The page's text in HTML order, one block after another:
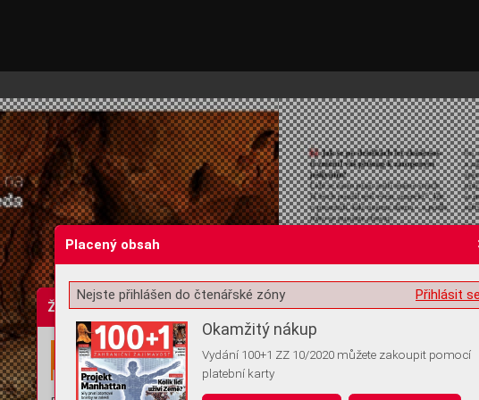
Žádost o souhlas s ukládáním volitelných informací
Placený obsah
Přihlásit
Nejste přihlášen do čtenářské zóny
Okamžitý nákup
Vydání 100+1 ZZ 10/2020 můžete zakoupit pomocí
platební karty